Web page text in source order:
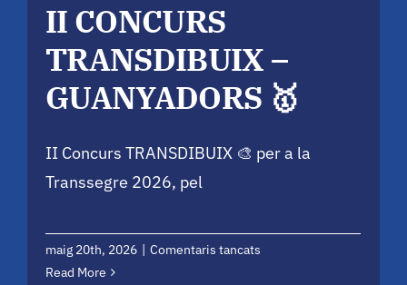
II CONCURS
TRANSDIBUIX –
GUANYADORS 🥇
II Concurs TRANSDIBUIX 🎨 per a la
Transsegre 2026, pel
maig 20th, 2026 Comentaris tancatsa
Read More